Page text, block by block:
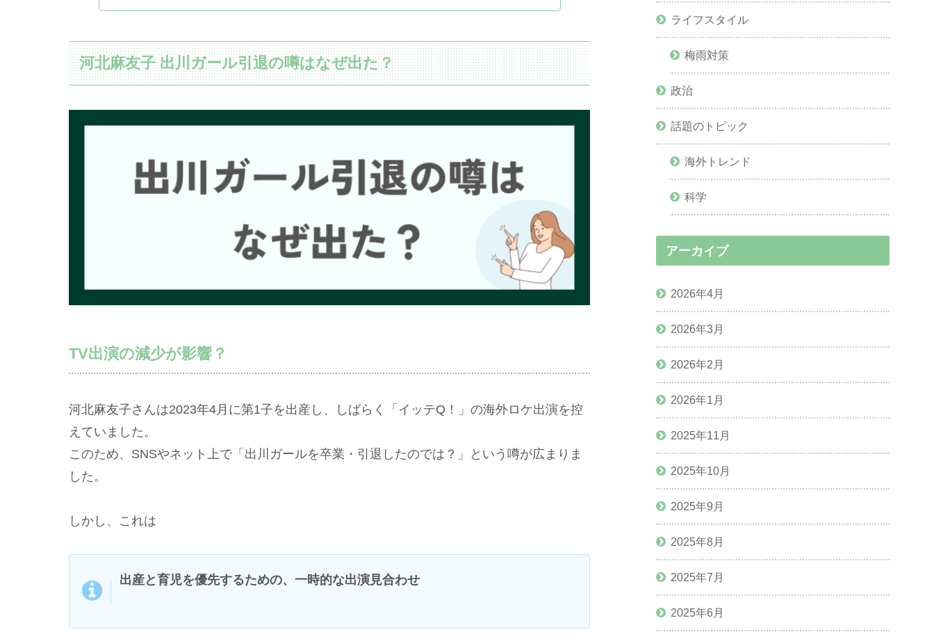
河北麻友子 出川ガール引退の噂はなぜ出た？
TV出演の減少が影響？
河北麻友子さんは2023年4月に第1子を出産し、しばらく「イッテQ！」の海外ロケ出演を控
えていました。
このため、SNSやネット上で「出川ガールを卒業・引退したのでは？」という噂が広まりま
した。
しかし、これは
出産と育児を優先するための、一時的な出演見合わせ
ライフスタイル
梅雨対策
政治
話題のトピック
海外トレンド
科学
アーカイブ
2026年4月
2026年3月
2026年2月
2026年1月
2025年11月
2025年10月
2025年9月
2025年8月
2025年7月
2025年6月